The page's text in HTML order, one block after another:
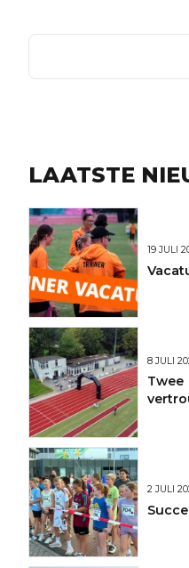
LAATSTE
19 JULI
8 JULI
Twee
2 JULI